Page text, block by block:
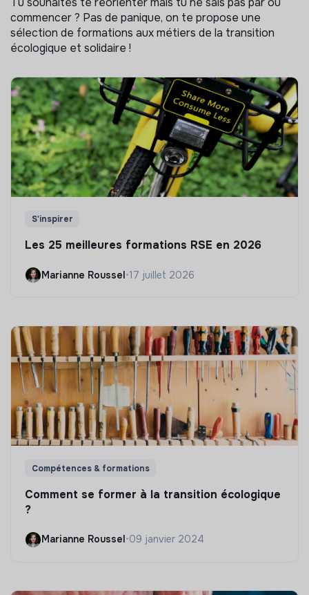
commencer ? Pas de panique, on te propose une
sélection de formations aux métiers de la transition
écologique et solidaire !
S'inspirer
Les 25 meilleures formations RSE en 2026
Marianne Roussel•17 juillet 2026
Compétences & formations
Comment se former à la transition écologique
?
Marianne Roussel •09 janvier 2024